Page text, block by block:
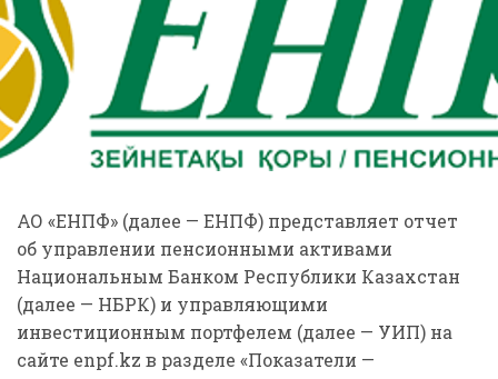
АО «ЕНПФ» (далее — ЕНПФ) представляет отчет
об управлении пенсионными активами
Национальным Банком Республики Казахстан
(далее — НБРК) и управляющими
инвестиционным портфелем (далее — УИП) на
сайте enpf.kz в разделе «Показатели —